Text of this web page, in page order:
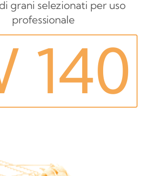
grani selezionati per uso
professionale
140